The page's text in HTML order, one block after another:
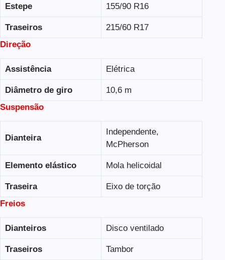
Estepe 155/90 R16
Traseiros
215/60 R17
Direção
Assistência Elétrica
Diâmetro de giro
10,6 m
Suspensão
Dianteira
Independente,
McPherson
Elemento elástico Mola helicoidal
Traseira
Eixo de torção
Freios
Dianteiros Disco ventilado
Traseiros Tambor